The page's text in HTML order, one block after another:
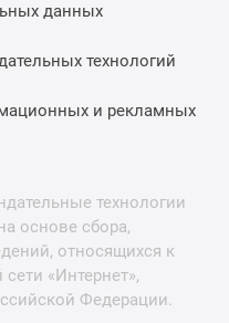
данных
технологий
и рекламных
технологии
основе сбора,
относящихся к
«Интернет»,
Федерации.